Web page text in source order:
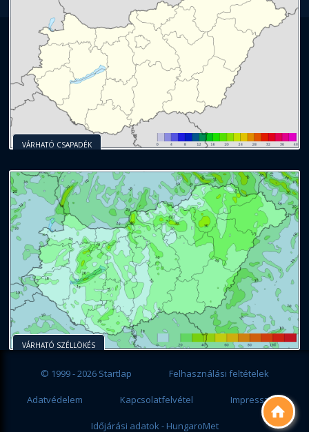

VÁRHATÓ CSAPADÉK
VÁRHATÓ SZÉLLÖKÉS
© 1999 - 2026 Startlap Felhasználási feltételek
Adatvédelem Kapcsolatfelvétel Impresszum
Időjárási adatok - HungaroMet